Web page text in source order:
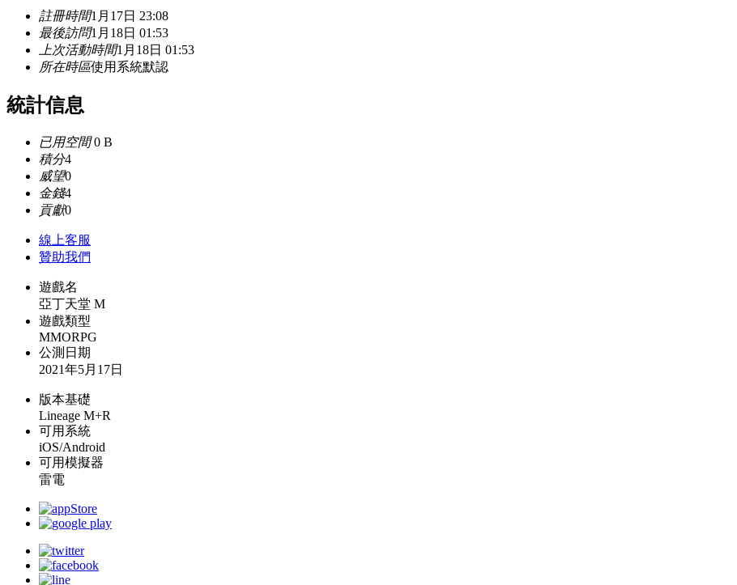
註冊時間1月17日 23:08
最後訪問1月18日 01:53
上次活動時間1月18日 01:53
所在時區使用系統默認
統計信息
已用空間0 B
積分4
威望0
金錢4
貢獻0
線上客服
贊助我們
遊戲名
亞丁天堂 M
遊戲類型
MMORPG
公測日期
2021年5月17日
版本基礎
Lineage M+R
可用系統
iOS/Android
可用模擬器
雷電